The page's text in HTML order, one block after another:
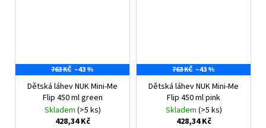
763 KČ –43 %
Dětská láhev NUK Mini-Me
Flip 450 ml green
Skladem (>5 ks)
428,34 Kč
763 KČ –43 %
Dětská láhev NUK Mini-Me
Flip 450 ml pink
Skladem (>5 ks)
428,34 Kč